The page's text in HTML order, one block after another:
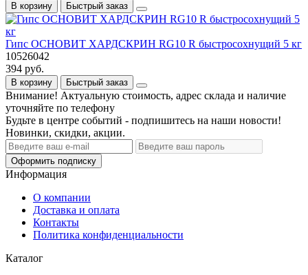
В корзину Быстрый заказ
Гипс ОСНОВИТ ХАРДСКРИН RG10 R быстросохнущий 5 кг
10526042
394 руб.
В корзину Быстрый заказ
Внимание! Актуальную стоимость, адрес склада и наличие
уточняйте по телефону
Будьте в центре событий - подпишитесь на наши новости!
Новинки, скидки, акции.
Оформить подписку
Информация
О компании
Доставка и оплата
Контакты
Политика конфиденциальности
Каталог